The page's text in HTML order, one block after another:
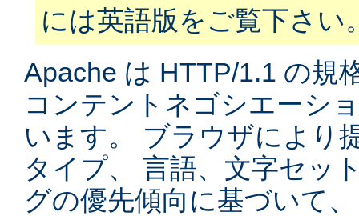
には英語版をご覧下さい
Apache は HTTP/1.1 の規
コンテントネゴシエーシ
います。 ブラウザにより
タイプ、 言語、文字セッ
グの優先傾向に基づいて